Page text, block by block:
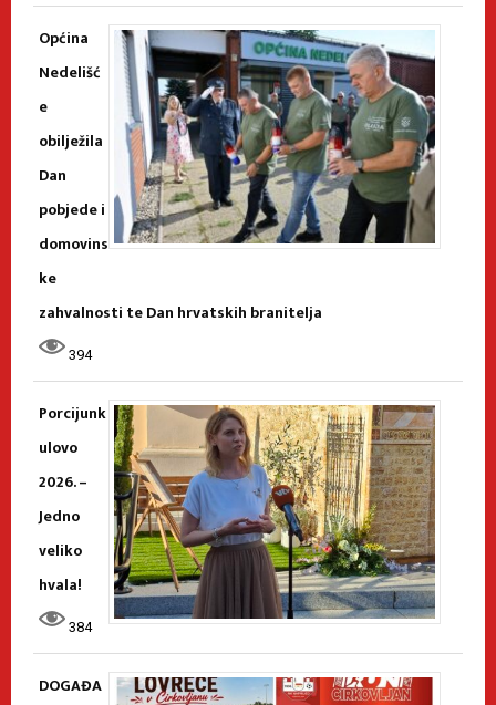
Općina
Nedelišć
e
obilježila
Dan
pobjede i
domovins
ke
zahvalnosti te Dan hrvatskih branitelja
394
Porcijunk
ulovo
2026. –
Jedno
veliko
hvala!
384
DOGAĐA